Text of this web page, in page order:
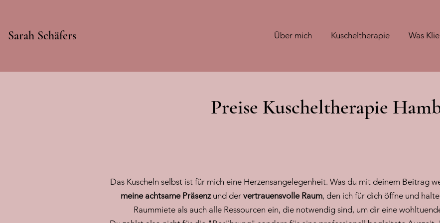
Sarah Schäfers Über mich Kuscheltherapie Was
Preise Kuscheltherapie
Das Kuscheln selbst ist für mich eine Herzensangelegenheit. Was du mit deinem Beitrag
meine achtsame Präsenzund der vertrauensvolle Raum, den ich für dich öffne und
Raummiete als auch alle Ressourcen ein, die notwendig sind, um dir eine